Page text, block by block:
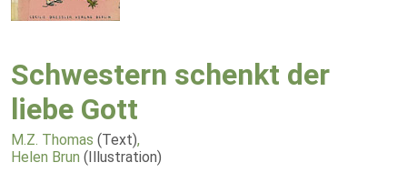
Schwestern schenkt der
liebe Gott
M.Z. Thomas (Text),
Helen Brun (Illustration)